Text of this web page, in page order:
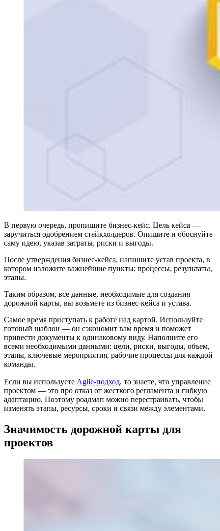
В первую очередь, пропишите бизнес-кейс. Цель кейса —
заручиться одобрением стейкхолдеров. Опишите и обоснуйте
саму идею, указав затраты, риски и выгоды.
После утверждения бизнес-кейса, напишите устав проекта, в
котором изложите важнейшие пункты: процессы, результаты,
этапы.
Таким образом, все данные, необходимые для создания
дорожной карты, вы возьмете из бизнес-кейса и устава.
Самое время приступать к работе над картой. Используйте
готовый шаблон — он сэкономит вам время и поможет
привести документы к одинаковому виду. Наполните его
всеми необходимыми данными: цели, риски, выгоды, объем,
этапы, ключевые мероприятия, рабочие процессы для каждой
команды.
Если вы используете Agile-подход, то знаете, что управление
проектом — это про отказ от жесткого регламента и гибкую
адаптацию. Поэтому роадмап можно перестраивать, чтобы
изменять этапы, ресурсы, сроки и связи между элементами.
Значимость дорожной карты для
проектов